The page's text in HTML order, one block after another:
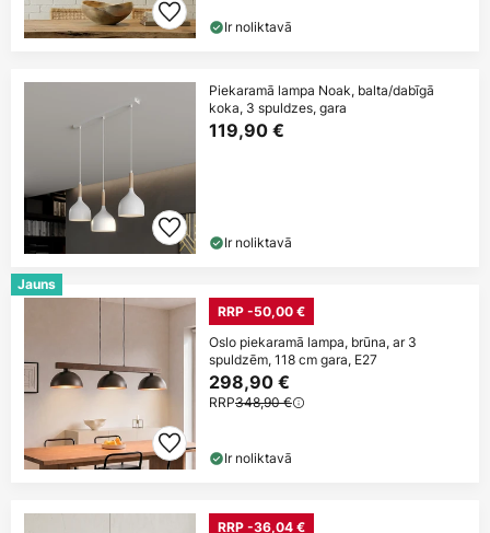
Ir noliktavā
Piekaramā lampa Noak, balta/dabīgā
koka, 3 spuldzes, gara
119,90 €
Ir noliktavā
Jauns
RRP -50,00 €
Oslo piekaramā lampa, brūna, ar 3
spuldzēm, 118 cm gara, E27
298,90 €
RRP348,90 €
Ir noliktavā
RRP -36,04 €